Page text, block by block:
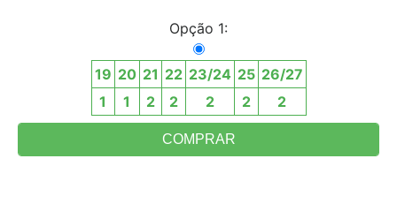
Opção 1:
19 20 21 22 23/24 25 26/27
1
1 2 2 2 2 2